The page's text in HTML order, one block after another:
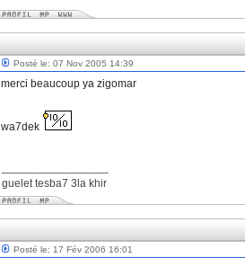
Posté le: 07 Nov 2005 14:39
merci beaucoup ya zigomar
wa7dek
guelet tesba7 3la khir
Posté le: 17 Fév 2006 16:01